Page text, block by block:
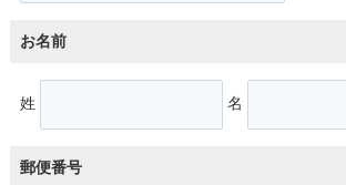
お名前
姓 名
郵便番号